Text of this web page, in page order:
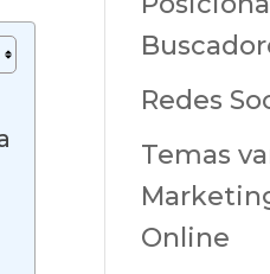
Redes
Temas
Online